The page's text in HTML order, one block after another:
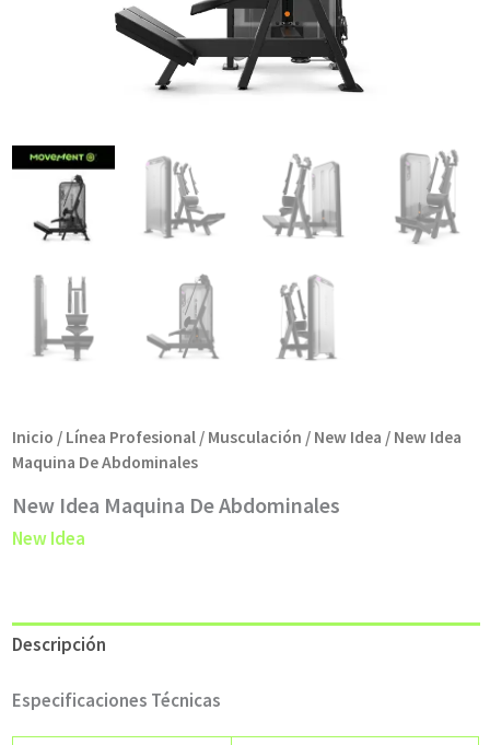
Inicio / Línea Profesional / Musculación / New Idea / New Idea
Maquina De Abdominales
New Idea Maquina De Abdominales
New Idea
Descripción
Especificaciones Técnicas